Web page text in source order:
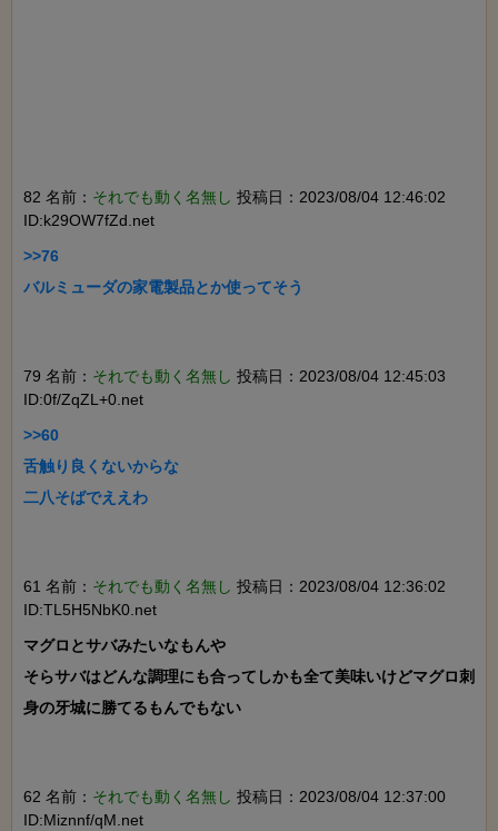
82 名前： それでも動く名無し 投稿日：2023/08/04 12:46:02
ID:k29OW7fZd.net
>>76
バルミューダの家電製品とか使ってそう
79 名前： それでも動く名無し 投稿日：2023/08/04 12:45:03
ID:0f/ZqZL+0.net
>>60
舌触り良くないからな
二八そばでええわ
61 名前： それでも動く名無し 投稿日：2023/08/04 12:36:02
ID:TL5H5NbK0.net
マグロとサバみたいなもんや
そらサバはどんな調理にも合ってしかも全て美味いけどマグロ刺
身の牙城に勝てるもんでもない
62 名前： それでも動く名無し 投稿日：2023/08/04 12:37:00
ID:Miznnf/qM.net